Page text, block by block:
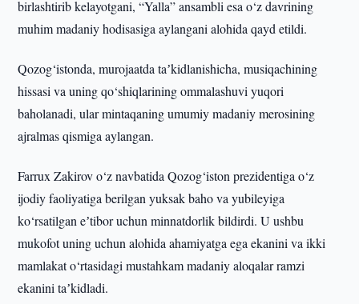
birlashtirib kelayotgani, “Yalla” ansambli esa o‘z davrining
muhim madaniy hodisasiga aylangani alohida qayd etildi.
Qozog‘istonda, murojaatda taʼkidlanishicha, musiqachining
hissasi va uning qo‘shiqlarining ommalashuvi yuqori
baholanadi, ular mintaqaning umumiy madaniy merosining
ajralmas qismiga aylangan.
Farrux Zakirov o‘z navbatida Qozog‘iston prezidentiga o‘z
ijodiy faoliyatiga berilgan yuksak baho va yubileyiga
ko‘rsatilgan eʼtibor uchun minnatdorlik bildirdi. U ushbu
mukofot uning uchun alohida ahamiyatga ega ekanini va ikki
mamlakat o‘rtasidagi mustahkam madaniy aloqalar ramzi
ekanini taʼkidladi.